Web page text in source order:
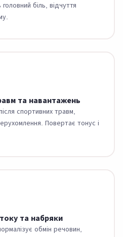
біль, відчуття
та навантажень
спортивних травм,
Повертає тонус і
та набряки
обмін речовин,